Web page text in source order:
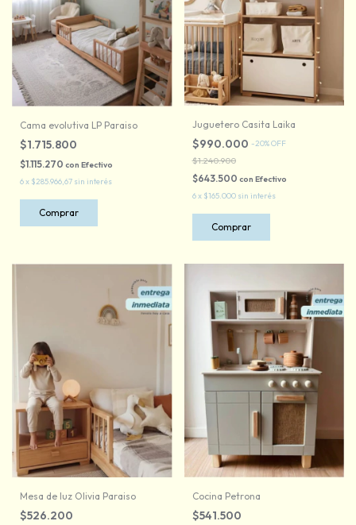
Cama evolutiva LP Paraiso
$1.715.800
$1.115.270 con Efectivo
6x $285.966,67 sin interés
Comprar
Juguetero Casita Laika
$990.000 -20%OFF
$1.240.900
$643.500 con Efectivo
6x $165.000 sin interés
Mesa de luz Olivia Paraiso
$526.200
Cocina Petrona
$541.500